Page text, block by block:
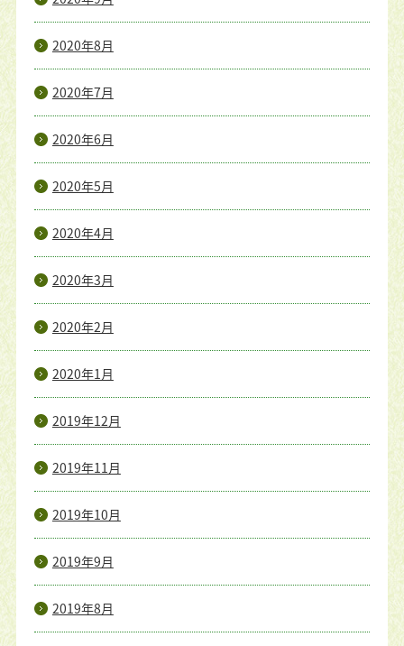
2020年8月
2020年7月
2020年6月
2020年5月
2020年4月
2020年3月
2020年2月
2020年1月
2019年12月
2019年11月
2019年10月
2019年9月
2019年8月